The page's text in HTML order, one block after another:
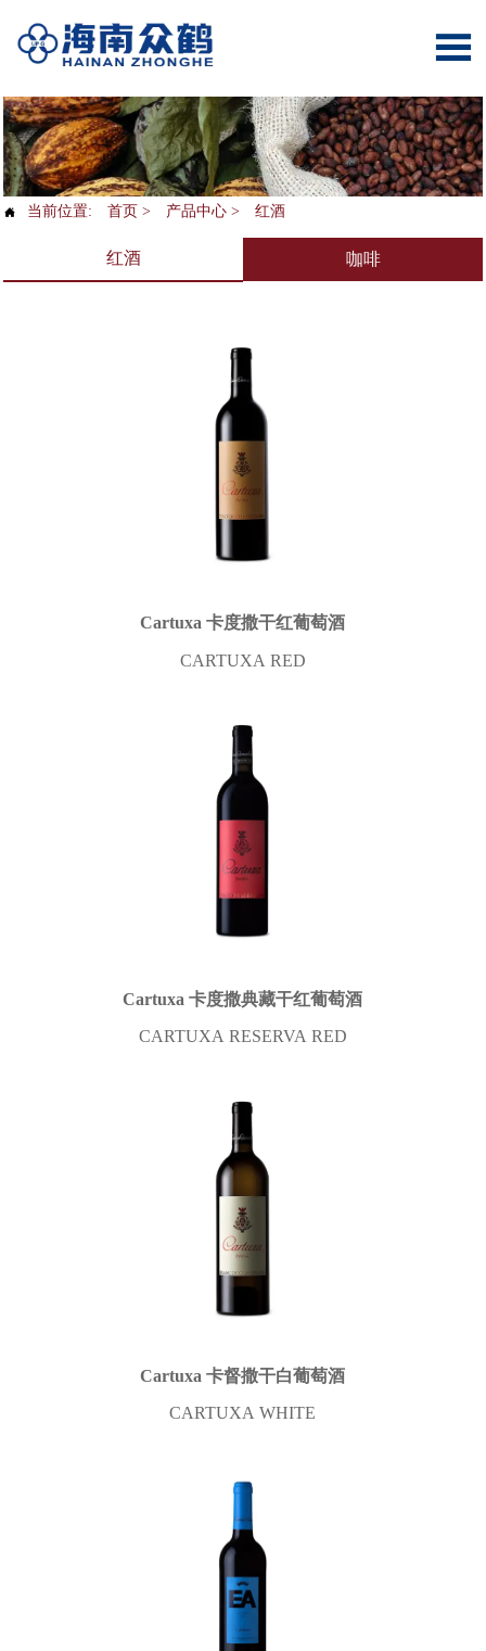

 当前位置: 首页 > 产品中心 > 红酒
红酒 咖啡
Cartuxa 卡度撒干红葡萄酒
CARTUXA RED
Cartuxa 卡度撒典藏干红葡萄酒
CARTUXA RESERVA RED
Cartuxa 卡督撒干白葡萄酒
CARTUXA WHITE